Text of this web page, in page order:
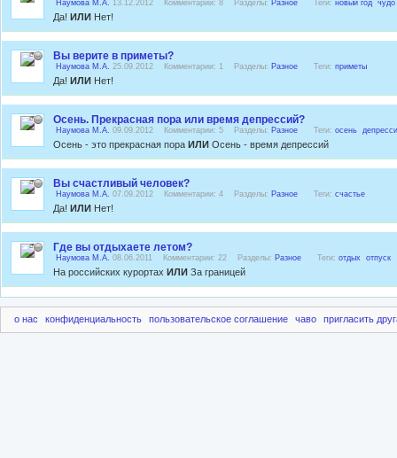
Наумова М.А. 13.12.2012 Комментарии: 8 Разделы: Разное Теги: новый год чудо
Да! ИЛИ Нет!
Вы верите в приметы?
Наумова М.А. 25.09.2012 Комментарии: 1 Разделы: Разное Теги: приметы
Да! ИЛИ Нет!
Осень. Прекрасная пора или время депрессий?
Наумова М.А. 09.09.2012 Комментарии: 5 Разделы: Разное Теги: осень
Осень - это прекрасная пора ИЛИ Осень - время депрессий
Вы счастливый человек?
Наумова М.А. 07.09.2012 Комментарии: 4 Разделы: Разное Теги: счастье
Да! ИЛИ Нет!
Где вы отдыхаете летом?
Наумова М.А. 08.06.2011 Комментарии: 22 Разделы: Разное Теги: отдых отпуск
На российских курортах ИЛИ За границей
о нас конфиденциальность пользовательское соглашение чаво пригласить